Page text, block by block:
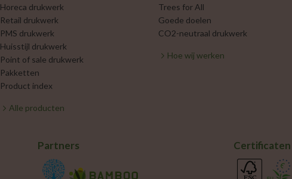
Horeca drukwerk
Retail drukwerk
PMS drukwerk
Huisstijl drukwerk
Point of sale drukwerk
Pakketten
Product index
Alle producten
Trees for All
Goede doelen
CO2-neutraal drukwerk
Hoe wij werken
Partners Certificaten